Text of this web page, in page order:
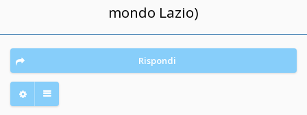
mondo Lazio)
Rispondi